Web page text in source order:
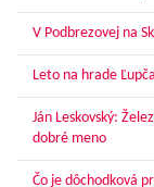
V Podbrezovej na
Leto na hrade
Ján Leskovský:
dobré meno
Čo je dôchodková